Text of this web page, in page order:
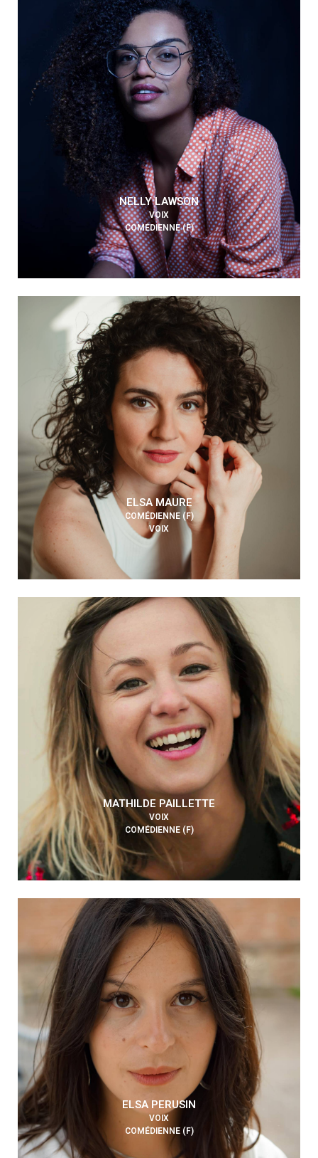
NELLY LAWSON
VOIX
COMÉDIENNE (F)
ELSA MAURE
COMÉDIENNE (F)
VOIX
MATHILDE PAILLETTE
VOIX
COMÉDIENNE (F)
ELSA PERUSIN
VOIX
COMÉDIENNE (F)